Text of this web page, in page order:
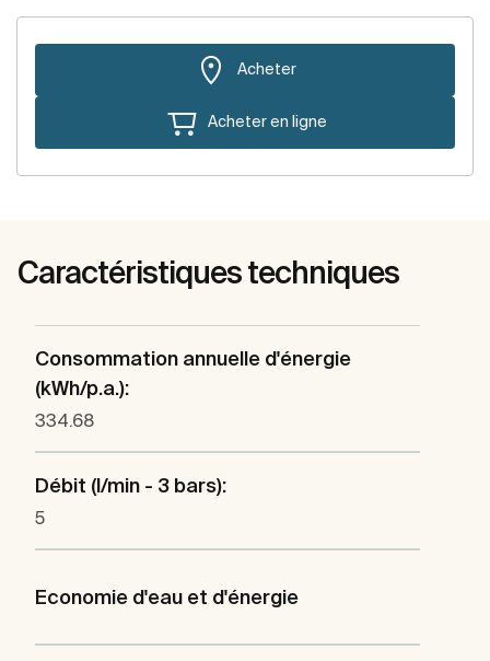
Acheter
Acheter en ligne
Caractéristiques techniques
Consommation annuelle d'énergie
(kWh/p.a.):
334.68
Débit (l/min - 3 bars):
5
Economie d'eau et d'énergie